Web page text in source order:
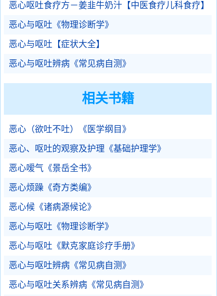
恶心呕吐食疗方－姜韭牛奶汁【中医食疗儿科食疗】
恶心与呕吐《物理诊断学》
恶心与呕吐【症状大全】
恶心与呕吐辨病《常见病自测》
相关书籍
恶心（欲吐不吐）《医学纲目》
恶心、呕吐的观察及护理《基础护理学》
恶心嗳气《景岳全书》
恶心烦躁《奇方类编》
恶心候《诸病源候论》
恶心与呕吐《物理诊断学》
恶心与呕吐《默克家庭诊疗手册》
恶心与呕吐辨病《常见病自测》
恶心与呕吐关系辨病《常见病自测》